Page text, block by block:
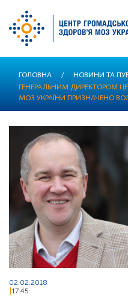
ГОЛОВНА / НОВИНИ ТА
ГЕНЕРАЛЬНИМ ДИРЕКТОРОМ
МОЗ УКРАЇНИ ПРИЗНАЧЕНО
02.02.2018
17:45